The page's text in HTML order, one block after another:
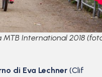
MTB International 2018
di Eva Lechner (Clif